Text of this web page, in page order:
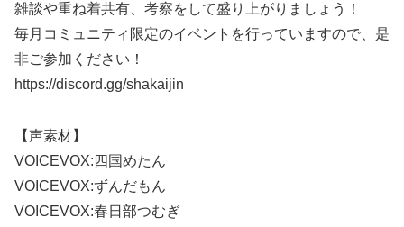
雑談や重ね着共有、考察をして盛り上がりましょう！
毎月コミュニティ限定のイベントを行っていますので、是
非ご参加ください！
https://discord.gg/shakaijin
【声素材】
VOICEVOX:四国めたん
VOICEVOX:ずんだもん
VOICEVOX:春日部つむぎ